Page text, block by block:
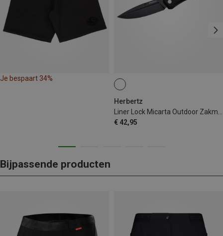
Je bespaart 34%
Herbertz
€ 42,95
Bijpassende producten